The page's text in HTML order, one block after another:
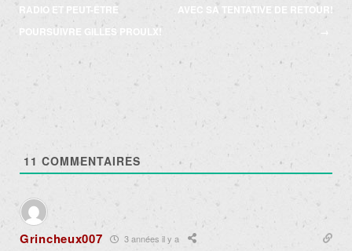
des
articles
RADIO ET PEUT-ÊTRE
POURSUIVRE GILLES PROULX!
AVEC SA TENTATIVE DE RETOUR!
→
11 COMMENTAIRES
Grincheux007 3 années il y a